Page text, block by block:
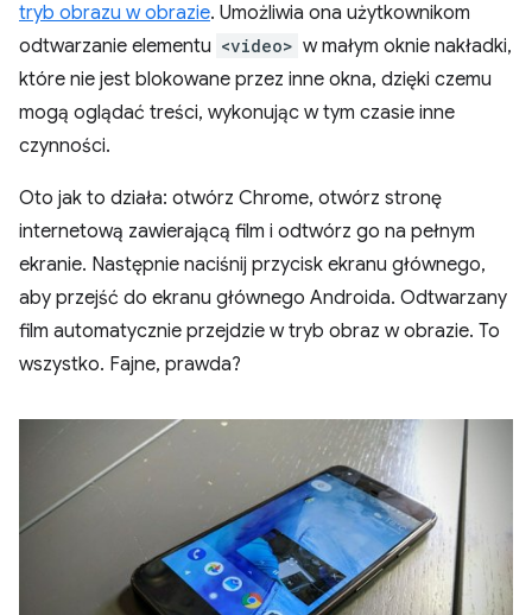
tryb obrazu w obrazie. Umożliwia ona użytkownikom
odtwarzanie elementu <video> w małym oknie nakładki,
które nie jest blokowane przez inne okna, dzięki czemu
mogą oglądać treści, wykonując w tym czasie inne
czynności.
Oto jak to działa: otwórz Chrome, otwórz stronę
internetową zawierającą film i odtwórz go na pełnym
ekranie. Następnie naciśnij przycisk ekranu głównego,
aby przejść do ekranu głównego Androida. Odtwarzany
film automatycznie przejdzie w tryb obraz w obrazie. To
wszystko. Fajne, prawda?